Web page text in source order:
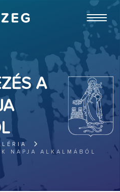
ugrás a fő tartalomhoz
A
NAPJA ALKALMÁBÓL